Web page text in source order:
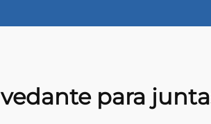
vedante para